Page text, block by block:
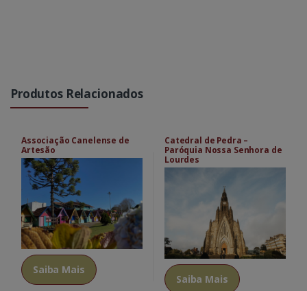
Produtos Relacionados
Associação Canelense de
Artesão
Saiba Mais
Catedral de Pedra –
Paróquia Nossa Senhora de
Lourdes
Saiba Mais